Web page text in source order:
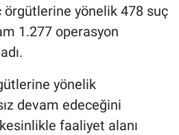
örgütlerine yönelik 478 suç
1.277 operasyon
yönelik
devam edeceğini
faaliyet alanı